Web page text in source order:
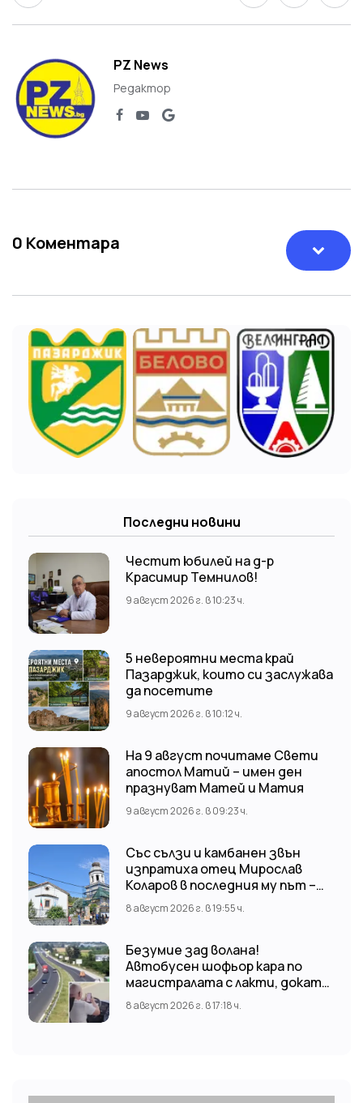
PZ News
Редактор
0 Коментара
Последни новини
Честит юбилей на д-р
Красимир Темнилов!
9 август 2026 г. в 10:23 ч.
5 невероятни места край
Пазарджик, които си заслужава
да посетите
9 август 2026 г. в 10:12 ч.
На 9 август почитаме Свети
апостол Матий – имен ден
празнуват Матей и Матия
9 август 2026 г. в 09:23 ч.
Със сълзи и камбанен звън
изпратиха отец Мирослав
Коларов в последния му път –
Пловдивският митрополит
Николай отслужи опелото
8 август 2026 г. в 19:55 ч.
Безумие зад волана!
Автобусен шофьор кара по
магистралата с лакти, докато
гледа TikTok
8 август 2026 г. в 17:18 ч.